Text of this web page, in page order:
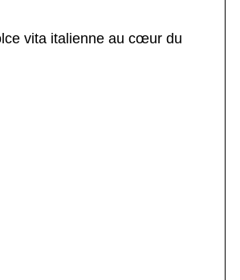
vita italienne au cœur du